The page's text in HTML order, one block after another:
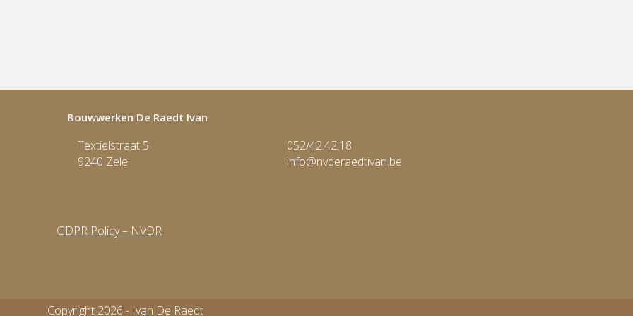
Bouwwerken De Raedt Ivan
Textielstraat 5
9240 Zele
052/42.42.18
info@nvderaedtivan.be
GDPR Policy – NVDR
Copyright 2026 - Ivan De Raedt